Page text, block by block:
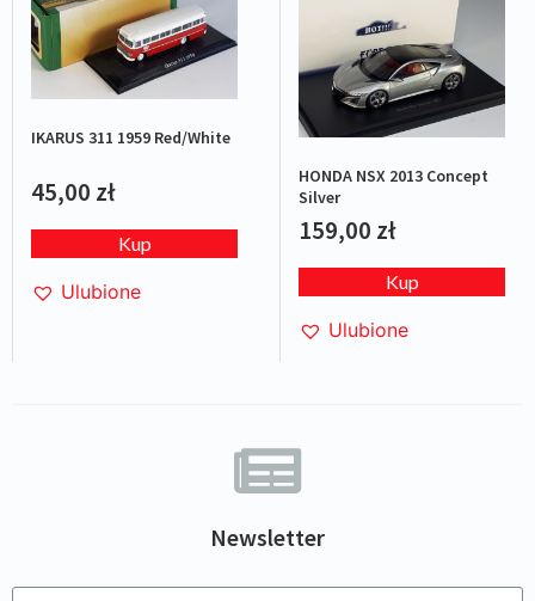
Newsletter
IKARUS 311 1959 Red/White
45,00 zł
Kup
Ulubione
HONDA NSX 2013 Concept
Silver
159,00 zł
Kup
Ulubione